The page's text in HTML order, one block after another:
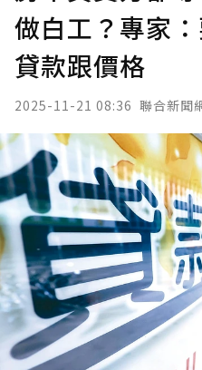
做白工？專家
貸款跟價格
2025-11-21 08:36 聯合新聞